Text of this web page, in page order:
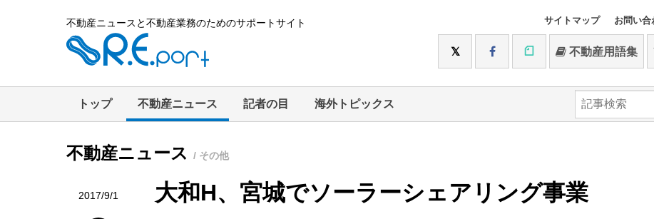
不動産ニュースと不動産業務のためのサポートサイト サイトマップ お問い合
不動産用語集
トップ 不動産ニュース 記者の目 海外トピックス
不動産ニュース / その他
2017/9/1 大和H、宮城でソーラーシェアリング事業